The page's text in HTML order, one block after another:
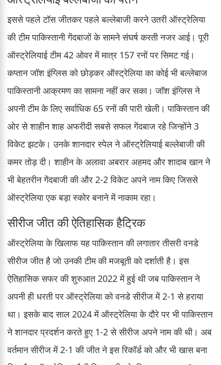
इससे पहले टॉस जीतकर पहले बल्लेबाजी करने उतरी ऑस्ट्रेलिया
की टीम पाकिस्तानी गेंदबाजों के सामने संघर्ष करती नजर आई। पूरी
ऑस्ट्रेलियाई टीम 42 ओवर में मात्र 157 रनों पर सिमट गई।
कप्तान जॉश इंग्लिस को छोड़कर ऑस्ट्रेलिया का कोई भी बल्लेबाज
पाकिस्तानी आक्रमण का सामना नहीं कर सका। जॉश इंग्लिस ने
अपनी टीम के लिए सर्वाधिक 65 रनों की पारी खेली। पाकिस्तान की
ओर से शाहीन शाह अफरीदी सबसे सफल गेंदबाज रहे जिन्होंने 3
विकेट झटके। उनके शानदार स्पेल ने ऑस्ट्रेलियाई बल्लेबाजी की
कमर तोड़ दी। शाहीन के अलावा अबरार अहमद और शादाब खान ने
भी बेहतरीन गेंदबाजी की और 2-2 विकेट अपने नाम किए जिससे
ऑस्ट्रेलिया एक बड़ा स्कोर बनाने में नाकाम रहा।
सीरीज जीत की ऐतिहासिक हैट्रिक
ऑस्ट्रेलिया के खिलाफ यह पाकिस्तान की लगातार तीसरी वनडे
सीरीज जीत है जो उनकी टीम की मजबूती को दर्शाती है। इस
ऐतिहासिक सफर की शुरुआत 2022 में हुई थी जब पाकिस्तान ने
अपनी ही धरती पर ऑस्ट्रेलिया को वनडे सीरीज में 2-1 से हराया
था। इसके बाद साल 2024 में ऑस्ट्रेलिया के दौरे पर भी पाकिस्तान
ने शानदार प्रदर्शन करते हुए 1-2 से सीरीज अपने नाम की थी। अब
वर्तमान सीरीज में 2-1 की जीत ने इस रिकॉर्ड को और भी खास बना